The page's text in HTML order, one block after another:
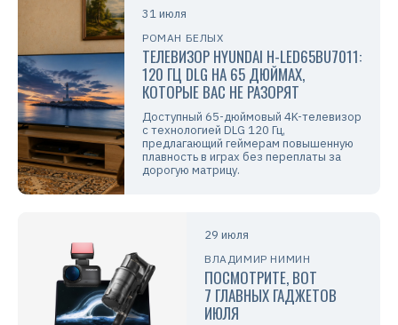
31 июля
РОМАН БЕЛЫХ
ТЕЛЕВИЗОР HYUNDAI H-LED65BU7011:
120 ГЦ DLG НА 65 ДЮЙМАХ,
КОТОРЫЕ ВАС НЕ РАЗОРЯТ
Доступный 65-дюймовый 4K-телевизор
с технологией DLG 120 Гц,
предлагающий геймерам повышенную
плавность в играх без переплаты за
дорогую матрицу.
29 июля
ВЛАДИМИР НИМИН
ПОСМОТРИТЕ, ВОТ
7 ГЛАВНЫХ ГАДЖЕТОВ
ИЮЛЯ